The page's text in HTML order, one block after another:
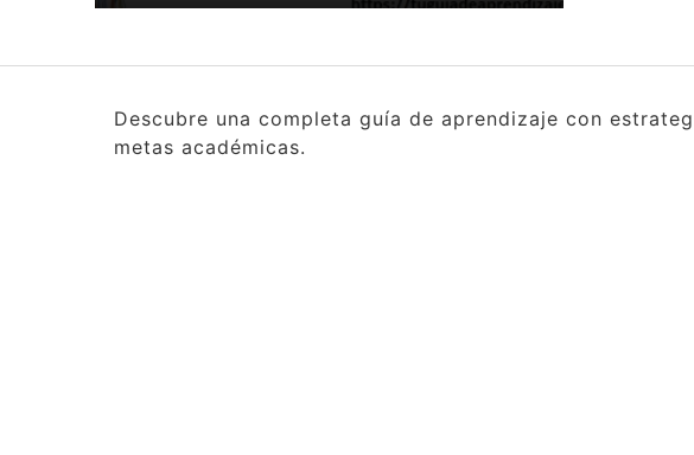
Descubre una completa guía de aprendizaje con
metas académicas.